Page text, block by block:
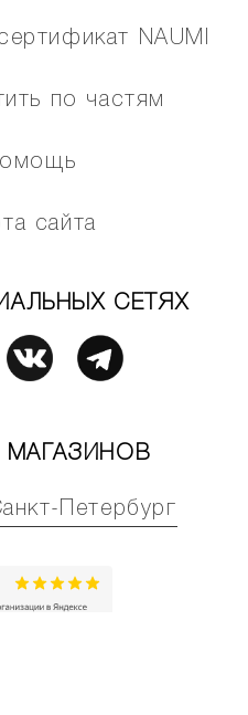
NAUMI
по частям
сайта
СЕТЯХ
МАГАЗИНОВ
Петербург